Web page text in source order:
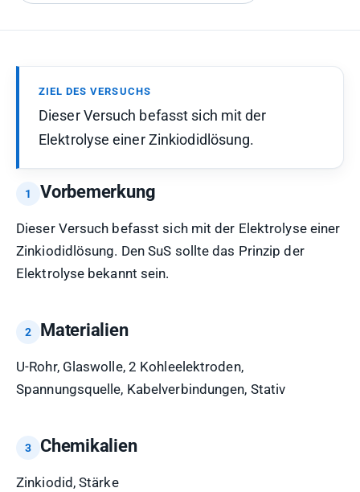
ZIEL DES VERSUCHS
Dieser Versuch befasst sich mit der
Elektrolyse einer Zinkiodidlösung.
Vorbemerkung
Dieser Versuch befasst sich mit der Elektrolyse einer
Zinkiodidlösung. Den SuS sollte das Prinzip der
Elektrolyse bekannt sein.
Materialien
U-Rohr, Glaswolle, 2 Kohleelektroden,
Spannungsquelle, Kabelverbindungen, Stativ
Chemikalien
Zinkiodid, Stärke